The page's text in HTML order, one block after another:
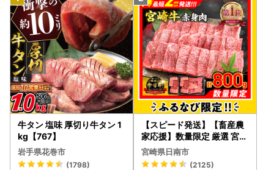
牛タン 塩味 厚切り牛タン 1
kg【767】
岩手県花巻市
(1798)
【スピード発送】【畜産農
家応援】数量限定 厳選 宮崎
牛 赤身 焼肉 計800g FN-Li
mited-PR_BDV5-26-2W
宮崎県日南市
(2125)